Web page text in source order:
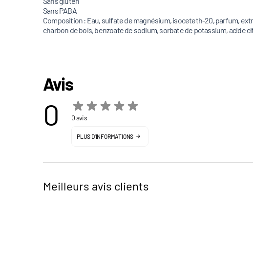
Sans PABA
Composition : Eau, sulfate de magnésium, isoceteth-20, parfum,
charbon de bois, benzoate de sodium, sorbate de potassium, acide
Avis
0 0 avis
PLUS D'INFORMATIONS
Meilleurs avis clients